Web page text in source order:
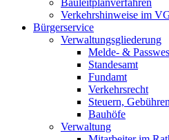
Bauleitplanverfahren
Verkehrshinweise im
Bürgerservice
Verwaltungsgliederung
Melde- &
Standesamt
Fundamt
Verkehrsrecht
Steuern,
Bauhöfe
Verwaltung